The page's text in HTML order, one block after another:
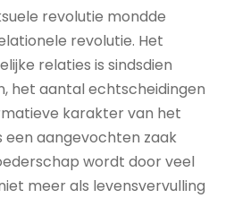
revolutie mondde
revolutie. Het
relaties is sindsdien
het aantal echtscheidingen
karakter van het
een aangevochten zaak
wordt door veel
meer als levensvervulling